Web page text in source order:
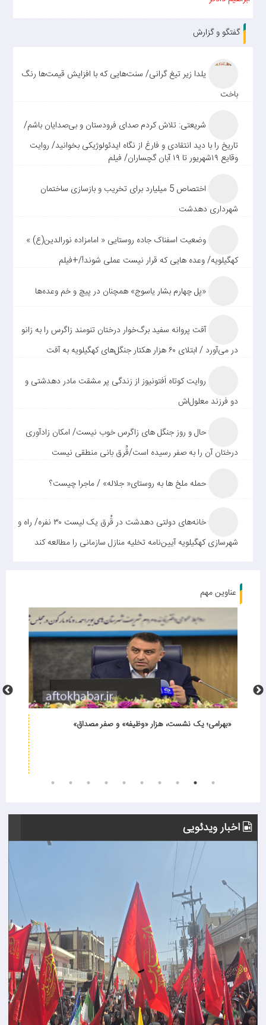
گفتگو و گزارش
یلدا زیر تیغ گرانی/ سنت‌هایی که با افزایش قیمت‌ها رنگ
باخت
شریعتی: تلاش کردم صدای فرودستان و بی‌صدایان باشم/
تاریخ را با دید انتقادی و فارغ از نگاه ایدئولوژیکی بخوانید/ روایت
وقایع ۱۹شهریور تا ۱۹ آبان گچساران/ فیلم
اختصاص 5 میلیارد برای تخریب و بازسازی ساختمان
شهرداری دهدشت
وضعیت اسفناک جاده روستایی « امامزاده نورالدین(ع) »
کهگیلویه/ وعده هایی که قرار نیست عملی شوند!/+فیلم
«پل چهارم بشار یاسوج» همچنان در پیچ و خم وعده‌ها
آفت پروانه سفید برگ‌خوار درختان تنومند زاگرس را به زانو
در می‌آورد / ابتلای ۶۰ هزار هکتار جنگل‌های کهگیلویه به آفت
روایت کوتاه اَفتونیوز از زندگی پر مشقت مادر دهدشتی و
دو فرزند معلول‌اش
حال و روز جنگل های زاگرس خوب نیست/ امکان زادآوری
درختان آن را به صفر رسیده است/قُرق بانی منطقی نیست
حمله ملخ ها به روستای« جلاله» / ماجرا چیست؟
خانه‌های دولتی دهدشت در قُرق یک لیست ۳۰ نفره/ راه و
شهرسازی کهگیلویه آیین‌نامه تخلیه منازل سازمانی را مطالعه کند
عناوین مهم
هیچ‌کس مسئولیت «ماندگان» را گردن نمی‌گیرد
اخبار ویدئویی